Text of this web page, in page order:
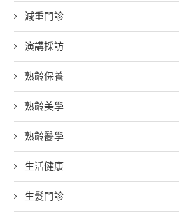
減重門診
演講採訪
熟齡保養
熟齡美學
熟齡醫學
生活健康
生髮門診